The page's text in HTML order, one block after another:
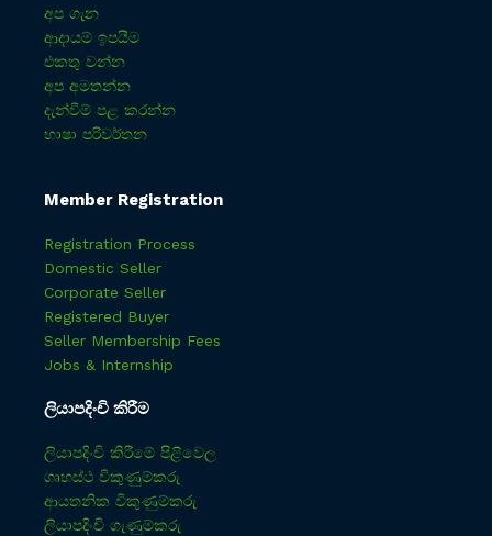
අප ගැන
ආදායම් ඉපයීම
එකතු වන්න
අප අමතන්න
දැන්වීම් පළ කරන්න
භාෂා පරිවර්තන
Member Registration
Registration Process
Domestic Seller
Corporate Seller
Registered Buyer
Seller Membership Fees
Jobs & Internship
ලියාපදිංචි කිරීම
ලියාපදිංචි කිරීමේ පිළිවෙල
ගෘහස්ථ විකුණුම්කරු
ආයතනික විකුණුම්කරු
ලියාපදිංචි ගැණුම්කරු